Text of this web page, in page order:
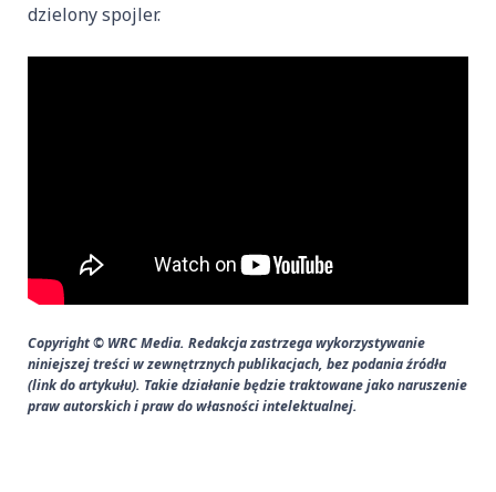
dzielony spojler.
Copyright © WRC Media. Redakcja zastrzega wykorzystywanie
niniejszej treści w zewnętrznych publikacjach, bez podania źródła
(link do artykułu). Takie działanie będzie traktowane jako naruszenie
praw autorskich i praw do własności intelektualnej.